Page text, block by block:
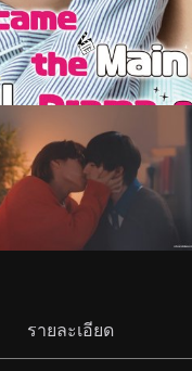
รายละเอียด